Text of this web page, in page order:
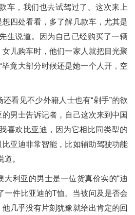
，我们也去试驾过了。这次来上
四处看看，多了解几款车，尤其是
生说道。因为自己已经购买了一辆
儿购车时，他们一家人就把目光聚
毕竟大部分时候还是她一个人开，空
见不少外籍人士也有“剁手”的欲
男士告诉记者，自己这次来到中国
喜欢比亚迪，因为它相比同类型的
亚迪非常智能，比如辅助驾驶功能
。
利亚的男士是一位货真价实的“迪
一件比亚迪的T恤。当被问及是否会
几乎没有片刻犹豫就给出肯定的回